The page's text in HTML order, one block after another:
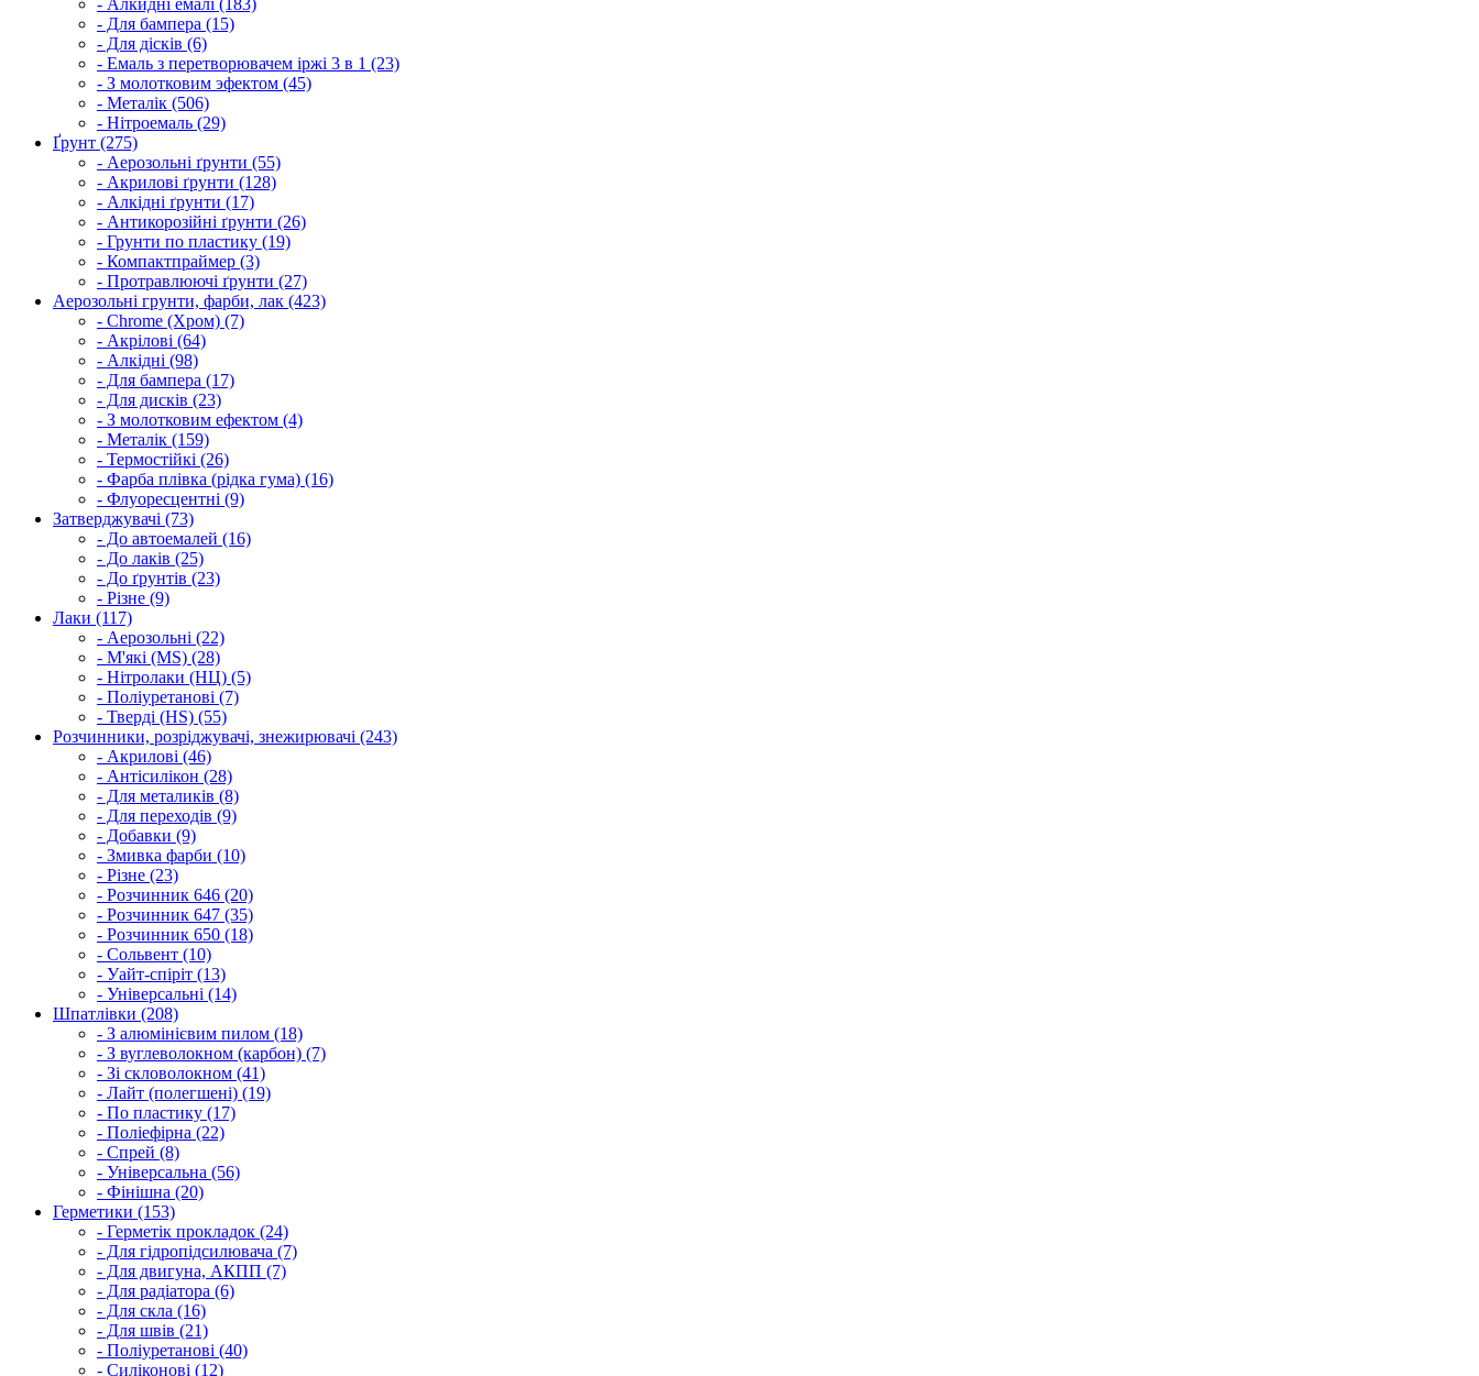
- Для бампера (15)
- Для дісків (6)
- Емаль з перетворювачем іржі 3 в 1 (23)
- З молотковим эфектом (45)
- Металік (506)
- Нітроемаль (29)
Ґрунт (275)
- Аерозольні ґрунти (55)
- Акрилові ґрунти (128)
- Алкідні ґрунти (17)
- Антикорозійні ґрунти (26)
- Грунти по пластику (19)
- Компактпраймер (3)
- Протравлюючі ґрунти (27)
Аерозольні грунти, фарби, лак (423)
- Chrome (Хром) (7)
- Акрілові (64)
- Алкідні (98)
- Для бампера (17)
- Для дисків (23)
- З молотковим ефектом (4)
- Металік (159)
- Термостійкі (26)
- Фарба плівка (рідка гума) (16)
- Флуоресцентні (9)
Затверджувачі (73)
- До автоемалей (16)
- До лаків (25)
- До ґрунтів (23)
- Різне (9)
Лаки (117)
- Аерозольні (22)
- М'які (MS) (28)
- Нітролаки (НЦ) (5)
- Поліуретанові (7)
- Тверді (HS) (55)
Розчинники, розріджувачі, знежирювачі (243)
- Акрилові (46)
- Антісилікон (28)
- Для металиків (8)
- Для переходів (9)
- Добавки (9)
- Змивка фарби (10)
- Різне (23)
- Розчинник 646 (20)
- Розчинник 647 (35)
- Розчинник 650 (18)
- Сольвент (10)
- Уайт-спіріт (13)
- Універсальні (14)
Шпатлівки (208)
- З алюмінієвим пилом (18)
- З вуглеволокном (карбон) (7)
- Зі скловолокном (41)
- Лайт (полегшені) (19)
- По пластику (17)
- Поліефірна (22)
- Спрей (8)
- Універсальна (56)
- Фінішна (20)
Герметики (153)
- Герметік прокладок (24)
- Для гідропідсилювача (7)
- Для двигуна, АКПП (7)
- Для радіатора (6)
- Для скла (16)
- Для швів (21)
- Поліуретанові (40)
- Силіконові (12)